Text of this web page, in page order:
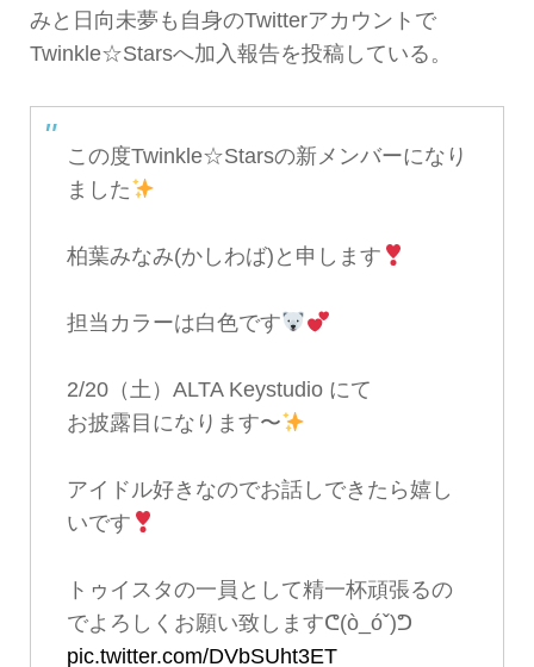
みと日向未夢も自身のTwitterアカウントで
Twinkle☆Starsへ加入報告を投稿している。
この度Twinkle☆Starsの新メンバーになり
ました
柏葉みなみ(かしわば)と申します
担当カラーは白色です
2/20（土）ALTA Keystudio にて
お披露目になります〜
アイドル好きなのでお話しできたら嬉し
いです
トゥイスタの一員として精一杯頑張るの
でよろしくお願い致しますᕦ(ò_óˇ)ᕤ
pic.twitter.com/DVbSUht3ET